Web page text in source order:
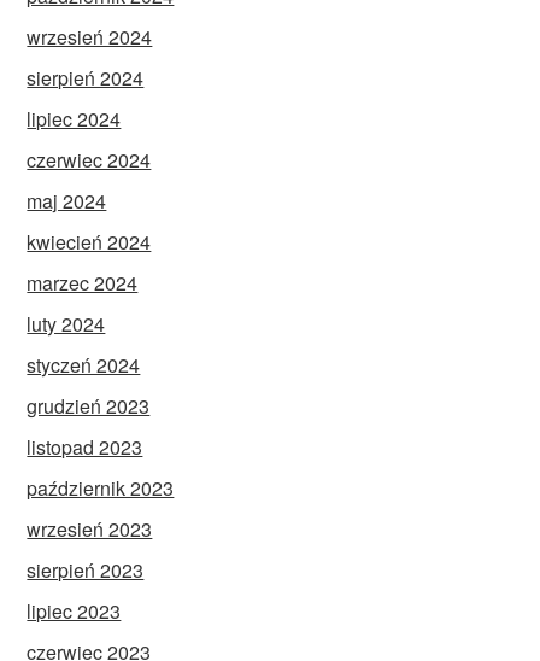
wrzesień 2024
sierpień 2024
lipiec 2024
czerwiec 2024
maj 2024
kwiecień 2024
marzec 2024
luty 2024
styczeń 2024
grudzień 2023
listopad 2023
październik 2023
wrzesień 2023
sierpień 2023
lipiec 2023
czerwiec 2023